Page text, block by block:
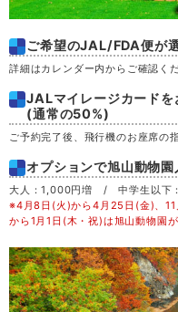
木 27
金 28
土 29
月 31
ご希望のJAL/FDA便が
詳細はカレンダー内からご確認くだ
JALマイレージカードを
(通常の50%)
ご予約完了後、飛行機のお座席の
オプションで旭山動物園
大人：1,000円増 / 中学生以下
※4月8日(火)から4月25日(金)、
から1月1日(木・祝)は旭山動物園